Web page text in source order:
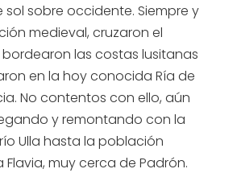
sobre occidente. Siempre y
medieval, cruzaron el
las costas lusitanas
en la hoy conocida Ría de
No contentos con ello, aún
y remontando con la
Ulla hasta la población
Flavia, muy cerca de Padrón.